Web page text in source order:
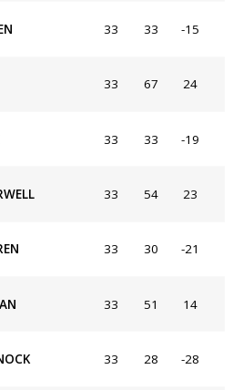
33 33 -15
33 67 24
33 33 -19
33 54 23
33 30 -21
33 51 14
33 28 -28